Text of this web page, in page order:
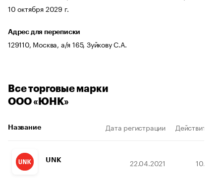
10 октября 2029 г.
Адрес для переписки
129110, Москва, а/я 165, Зуйкову С.А.
Все торговые марки
ООО «ЮНК»
Название Дата регистрации
UNK 22.04.2021